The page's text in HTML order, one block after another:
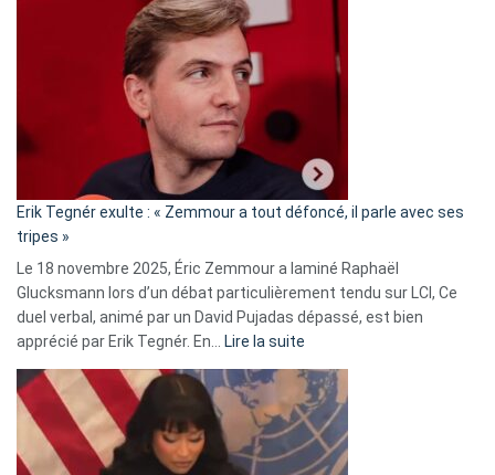
d’alliance
secrète
«
C’est
fake
news
»
Erik Tegnér exulte : « Zemmour a tout défoncé, il parle avec ses
tripes »
Le 18 novembre 2025, Éric Zemmour a laminé Raphaël
Glucksmann lors d’un débat particulièrement tendu sur LCI, Ce
duel verbal, animé par un David Pujadas dépassé, est bien
apprécié par Erik Tegnér. En… Lire la suite
Tegnér
exulte
« Zemmour